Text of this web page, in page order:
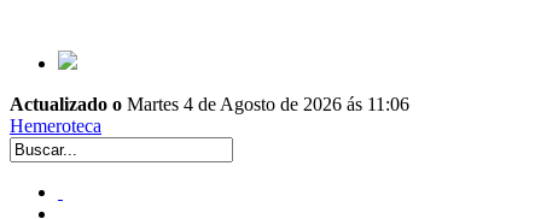
Actualizado o Martes 4 de Agosto de 2026 ás 11:06
Hemeroteca